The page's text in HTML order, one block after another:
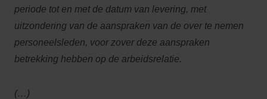
periode tot en met de datum van levering, met
uitzondering van de aanspraken van de over te nemen
personeelsleden, voor zover deze aanspraken
betrekking hebben op de arbeidsrelatie.
(…)